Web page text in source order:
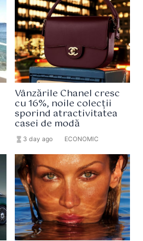
Vânzările Chanel cresc
cu 16%, noile colecții
sporind atractivitatea
casei de modă
hourglass_full 3 day ago ECONOMIC